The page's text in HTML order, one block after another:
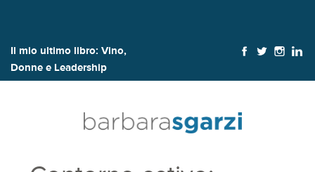
Il mio ultimo libro: Vino,
Donne e Leadership